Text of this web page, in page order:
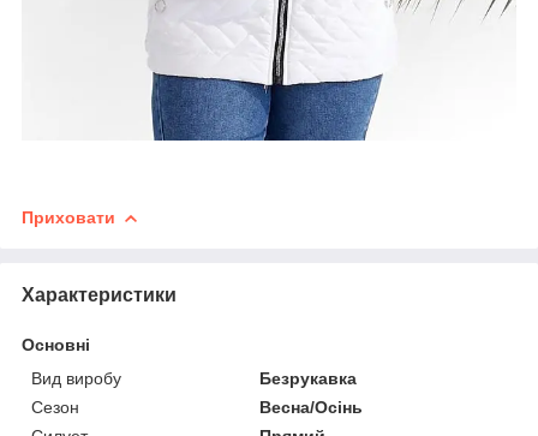
Приховати
Характеристики
Основні
Вид виробу
Безрукавка
Сезон
Весна/Осінь